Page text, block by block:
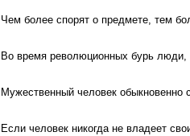
Чем более спорят о предмете, тем
Во время революционных бурь люди,
Мужественный человек обыкновенно
Если человек никогда не владеет